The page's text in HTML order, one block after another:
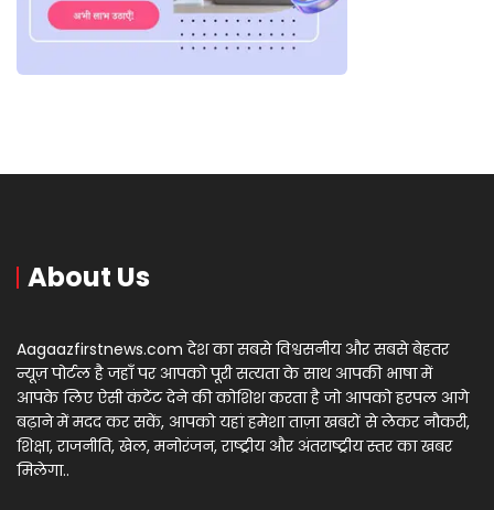
About Us
Aagaazfirstnews.com देश का सबसे विश्वसनीय और सबसे बेहतर
न्यूज़ पोर्टल है जहाँ पर आपको पूरी सत्यता के साथ आपकी भाषा में
आपके लिए ऐसी कंटेंट देने की कोशिश करता है जो आपको हरपल आगे
बढ़ाने में मदद कर सकें, आपको यहां हमेशा ताज़ा खबरों से लेकर नौकरी,
शिक्षा, राजनीति, खेल, मनोरंजन, राष्ट्रीय और अंतराष्ट्रीय स्तर का खबर
मिलेगा..